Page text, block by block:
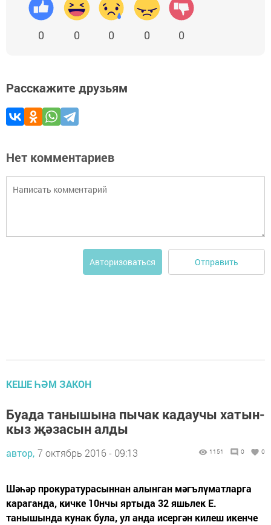
0 0 0 0 0
Расскажите друзьям
Нет комментариев
Авторизоваться Отправить
КЕШЕ ҺӘМ ЗАКОН
Буада танышына пычак кадаучы хатын-
кыз җәзасын алды
автор, 7 октябрь 2016 - 09:13 1151 0 0
Шәһәр прокуратурасыннан алынган мәгълүматларга
караганда, кичке 10нчы яртыда 32 яшьлек Е.
танышында кунак була, ул анда исергән килеш икенче